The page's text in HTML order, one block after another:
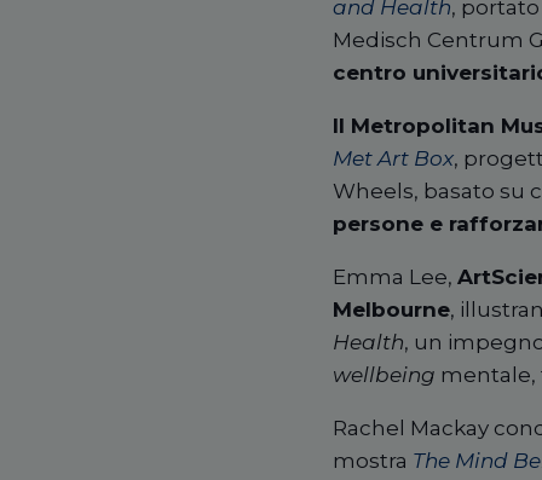
and Health,
Medisch Centrum
centro
Il Metropolitan
Met Art Box,
Wheels, basato su
persone e
Emma Lee,
Melbourne,
Health, un
wellbeing mentale,
Rachel Mackay
mostra The Mind